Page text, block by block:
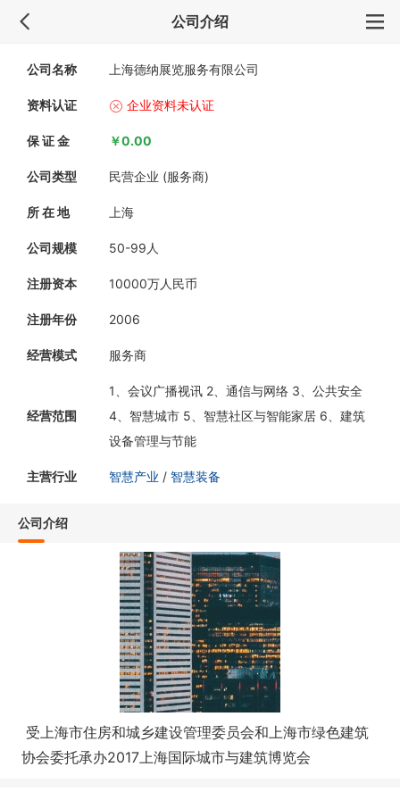
公司介绍
公司名称 上海德纳展览服务有限公司
资料认证 企业资料未认证
保 证 金 ￥0.00
公司类型 民营企业 (服务商)
所 在 地 上海
公司规模 50-99人
注册资本 10000万人民币
注册年份 2006
经营模式 服务商
经营范围
1、会议广播视讯 2、通信与网络 3、公共安全
4、智慧城市 5、智慧社区与智能家居 6、建筑
设备管理与节能
主营行业 智慧产业 / 智慧装备
公司介绍
受上海市住房和城乡建设管理委员会和上海市绿色建筑
协会委托承办2017上海国际城市与建筑博览会